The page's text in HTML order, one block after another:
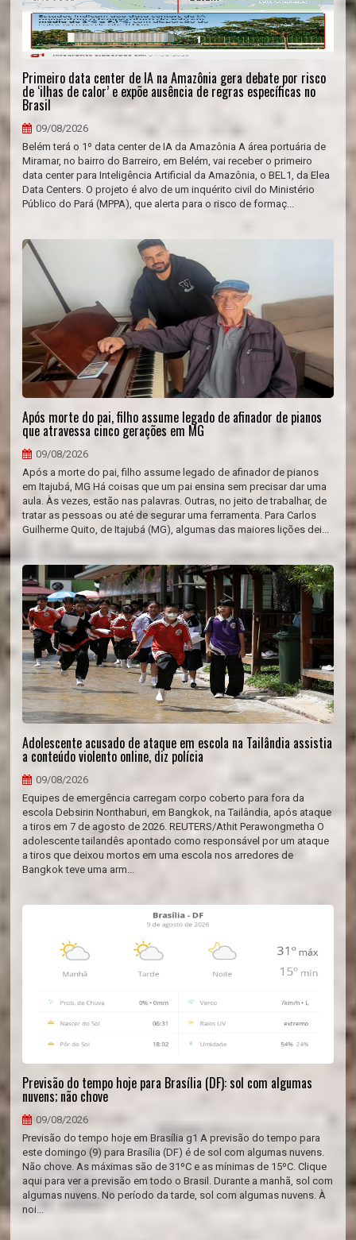
Primeiro data center de IA na Amazônia gera debate por risco
de ‘ilhas de calor’ e expõe ausência de regras específicas no
Brasil
09/08/2026
Belém terá o 1º data center de IA da Amazônia A área portuária de
Miramar, no bairro do Barreiro, em Belém, vai receber o primeiro
data center para Inteligência Artificial da Amazônia, o BEL1, da Elea
Data Centers. O projeto é alvo de um inquérito civil do Ministério
Público do Pará (MPPA), que alerta para o risco de formaç...
Após morte do pai, filho assume legado de afinador de pianos
que atravessa cinco gerações em MG
09/08/2026
Após a morte do pai, filho assume legado de afinador de pianos
em Itajubá, MG Há coisas que um pai ensina sem precisar dar uma
aula. Às vezes, estão nas palavras. Outras, no jeito de trabalhar, de
tratar as pessoas ou até de segurar uma ferramenta. Para Carlos
Guilherme Quito, de Itajubá (MG), algumas das maiores lições dei...
Adolescente acusado de ataque em escola na Tailândia assistia
a conteúdo violento online, diz polícia
09/08/2026
Equipes de emergência carregam corpo coberto para fora da
escola Debsirin Nonthaburi, em Bangkok, na Tailândia, após ataque
a tiros em 7 de agosto de 2026. REUTERS/Athit Perawongmetha O
adolescente tailandês apontado como responsável por um ataque
a tiros que deixou mortos em uma escola nos arredores de
Bangkok teve uma arm...
Previsão do tempo hoje para Brasília (DF): sol com algumas
nuvens; não chove
09/08/2026
Previsão do tempo hoje em Brasília g1 A previsão do tempo para
este domingo (9) para Brasília (DF) é de sol com algumas nuvens.
Não chove. As máximas são de 31ºC e as mínimas de 15ºC. Clique
aqui para ver a previsão em todo o Brasil. Durante a manhã, sol com
algumas nuvens. No período da tarde, sol com algumas nuvens. À
noi...